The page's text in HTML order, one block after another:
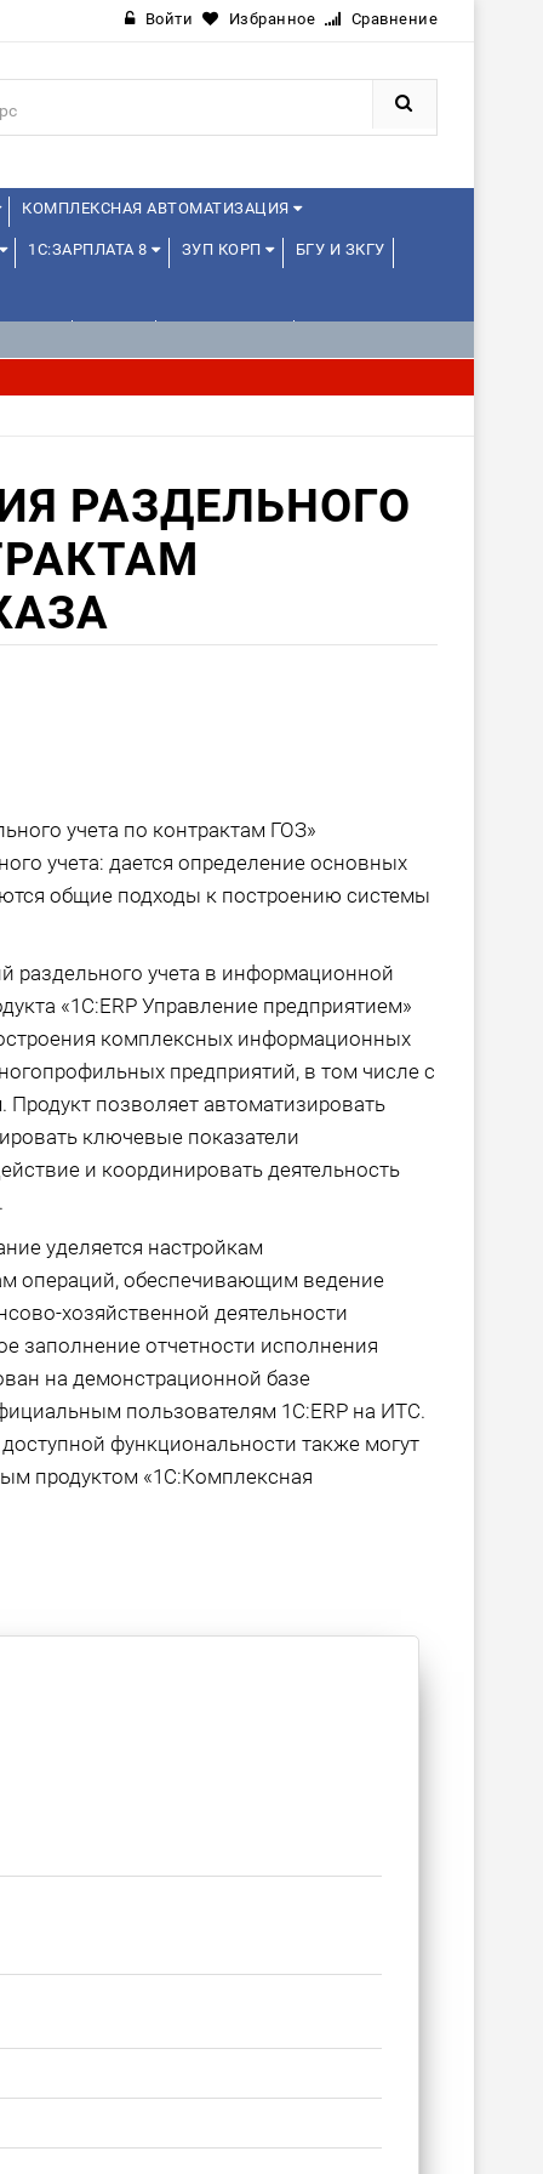
Войти Избранное Сравнение
КОМПЛЕКСНАЯ АВТОМАТИЗАЦИЯ
1С:ЗАРПЛАТА 8 ЗУП КОРП БГУ И ЗКГУ
РАЗДЕЛЬНОГО
учета по контрактам ГОЗ»
учета: дается определение основных
общие подходы к построению системы
раздельного учета в информационной
«1С:ERP Управление предприятием»
комплексных информационных
предприятий, в том числе с
позволяет автоматизировать
ключевые показатели
и координировать деятельность
уделяется настройкам
операций, обеспечивающим ведение
хозяйственной деятельности
заполнение отчетности исполнения
на демонстрационной базе
пользователям 1С:ERP на ИТС.
функциональности также могут
продуктом «1С:Комплексная